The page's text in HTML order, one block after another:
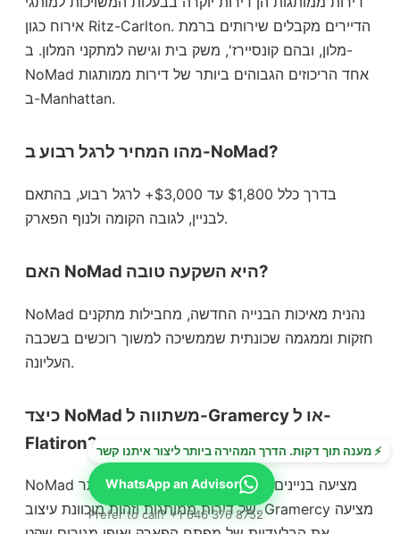
⚡ מענה תוך דקות. הדרך המהירה ביותר ליצור איתנו קשר
WhatsApp an Advisor
Prefer to call? +1 646 376 8752